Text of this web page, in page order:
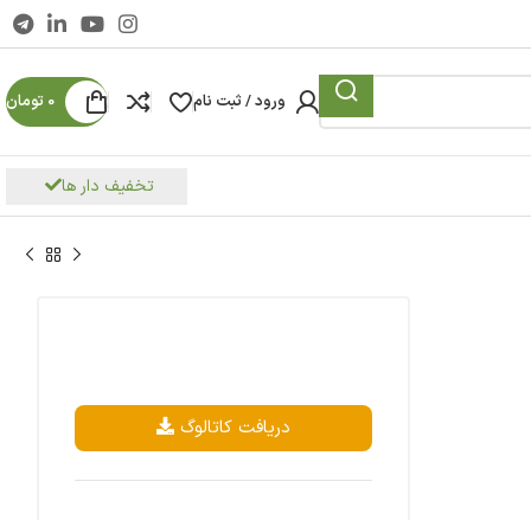
ورود / ثبت نام 0 تومان
تخفیف دار ها
دریافت کاتالوگ